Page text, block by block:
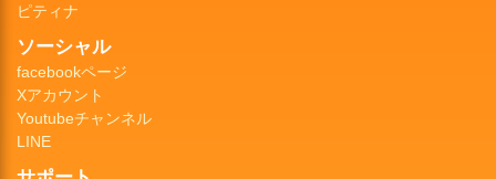
ピティナ
ソーシャル
facebookページ
Xアカウント
Youtubeチャンネル
LINE